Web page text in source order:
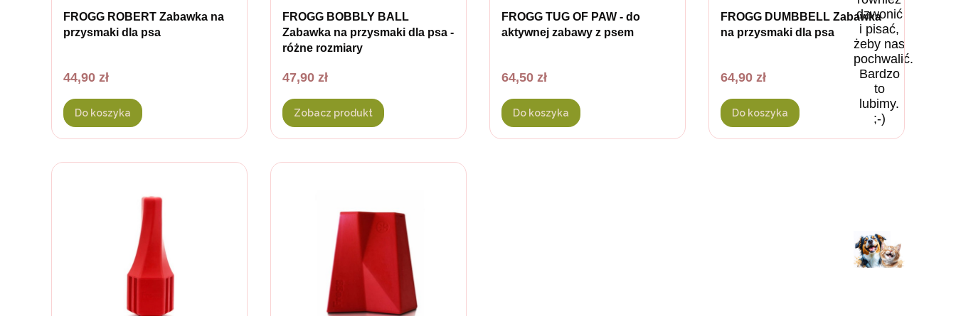
dzwonić
i pisać,
żeby nas
pochwalić.
Bardzo
to
lubimy.
;-)
FROGG ROBERT Zabawka na
przysmaki dla psa
Cena
44,90 zł
Do koszyka
FROGG BOBBLY BALL
Zabawka na przysmaki dla psa -
różne rozmiary
Cena
47,90 zł
Zobacz produkt
FROGG TUG OF PAW - do
aktywnej zabawy z psem
Cena
64,50 zł
Do koszyka
FROGG DUMBBELL Zabawka
na przysmaki dla psa
Cena
64,90 zł
Do koszyka